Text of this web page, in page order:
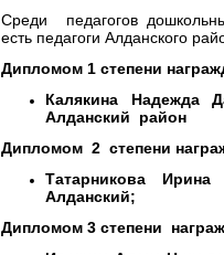
Среди педагогов
есть педагоги Алданского
Дипломом 1 степени
Калякина Надежда
Алданский район
Дипломом 2 степени
Татарникова
Алданский;
Дипломом 3 степени